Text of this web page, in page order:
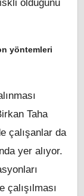
olduğunu
yöntemleri
Taha
çalışanlar da
yer alıyor.
çalışılması